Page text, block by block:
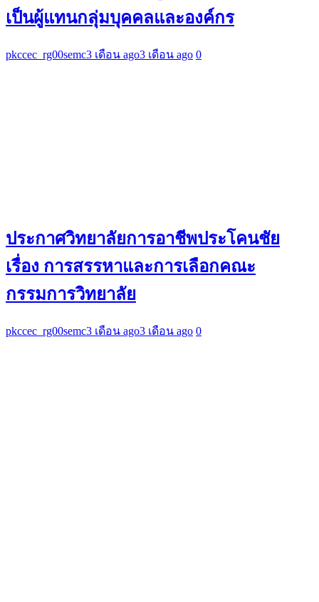
เป็นผู้แทนกลุ่มบุคคลและองค์กร
pkccec_rg00semc3 เดือน ago3 เดือน ago 0
ประกาศวิทยาลัยการอาชีพประโคนชัย
เรื่อง การสรรหาและการเลือกคณะ
กรรมการวิทยาลัย
pkccec_rg00semc3 เดือน ago3 เดือน ago 0